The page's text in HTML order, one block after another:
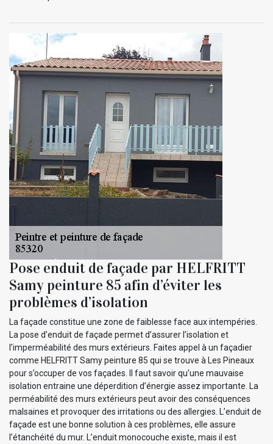
Pose enduit de façade par HELFRITT
Samy peinture 85 afin d’éviter les
problèmes d’isolation
La façade constitue une zone de faiblesse face aux intempéries.
La pose d’enduit de façade permet d’assurer l’isolation et
l’imperméabilité des murs extérieurs. Faites appel à un façadier
comme HELFRITT Samy peinture 85 qui se trouve à Les Pineaux
pour s’occuper de vos façades. Il faut savoir qu’une mauvaise
isolation entraine une déperdition d’énergie assez importante. La
perméabilité des murs extérieurs peut avoir des conséquences
malsaines et provoquer des irritations ou des allergies. L’enduit de
façade est une bonne solution à ces problèmes, elle assure
l’étanchéité du mur. L’enduit monocouche existe, mais il est